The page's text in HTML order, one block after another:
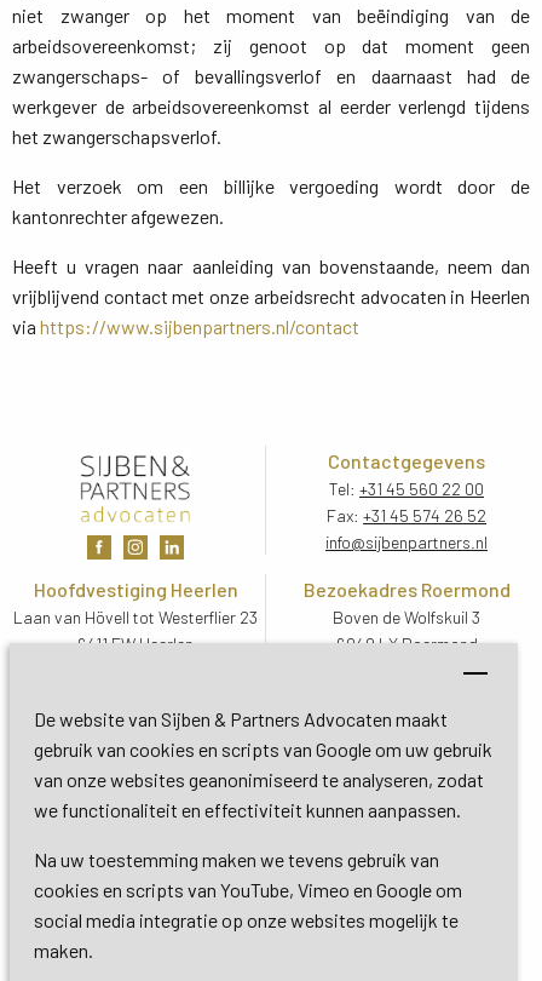
De website van Sijben & Partners Advocaten maakt
gebruik van cookies en scripts van Google om uw gebruik
van onze websites geanonimiseerd te analyseren, zodat
we functionaliteit en effectiviteit kunnen aanpassen.
Na uw toestemming maken we tevens gebruik van
cookies en scripts van YouTube, Vimeo en Google om
social media integratie op onze websites mogelijk te
maken.
niet zwanger op het moment van beëindiging van de
arbeidsovereenkomst; zij genoot op dat moment geen
zwangerschaps- of bevallingsverlof en daarnaast had de
werkgever de arbeidsovereenkomst al eerder verlengd tijdens
het zwangerschapsverlof.
Het verzoek om een billijke vergoeding wordt door de
kantonrechter afgewezen.
Heeft u vragen naar aanleiding van bovenstaande, neem dan
vrijblijvend contact met onze arbeidsrecht advocaten in Heerlen
via https://www.sijbenpartners.nl/contact
Contactgegevens
Tel: +31 45 560 22 00
Fax: +31 45 574 26 52
info@sijbenpartners.nl
Hoofdvestiging Heerlen
Laan van Hövell tot Westerflier 23
6411 EW Heerlen
Bezoekadres Roermond
Boven de Wolfskuil 3
6049 LX Roermond
Routebeschrijving
Bezoekadres De Bilt
Soestdijkseweg Zuid 13
3732 HC De Bilt (Utrecht)
Copyright 2026 © Sijben & Partners